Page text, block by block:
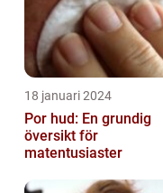
18 januari 2024
Por hud: En grundig
översikt för
matentusiaster